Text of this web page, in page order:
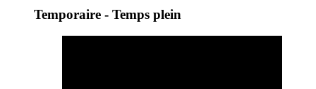
Temporaire - Temps plein